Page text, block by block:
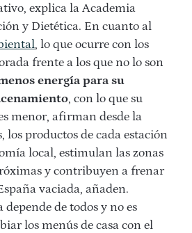
explica la Academia
y Dietética. En cuanto al
, lo que ocurre con los
frente a los que no lo son
energía para su
, con lo que su
menor, afirman desde la
los productos de cada estación
local, estimulan las zonas
y contribuyen a frenar
vaciada, añaden.
de todos y no es
los menús de casa con el